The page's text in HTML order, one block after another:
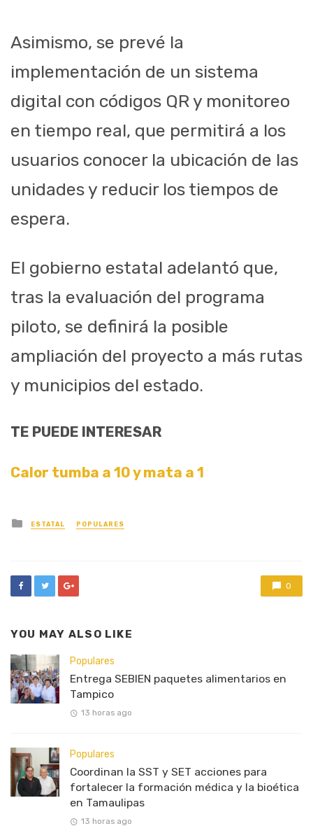
Asimismo, se prevé la
implementación de un sistema
digital con códigos QR y monitoreo
en tiempo real, que permitirá a los
usuarios conocer la ubicación de las
unidades y reducir los tiempos de
espera.
El gobierno estatal adelantó que,
tras la evaluación del programa
piloto, se definirá la posible
ampliación del proyecto a más rutas
y municipios del estado.
TE PUEDE INTERESAR
Calor tumba a 10 y mata a 1
Posted
in
ESTATAL POPULARES
0
YOU MAY ALSO LIKE
Populares
Entrega SEBIEN paquetes alimentarios en
Tampico
13 horas ago
Populares
Coordinan la SST y SET acciones para
fortalecer la formación médica y la bioética
en Tamaulipas
13 horas ago